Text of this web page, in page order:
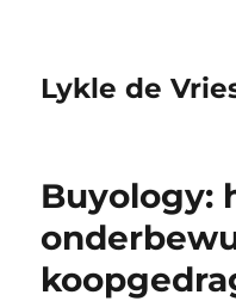
Lykle de
Buyology: